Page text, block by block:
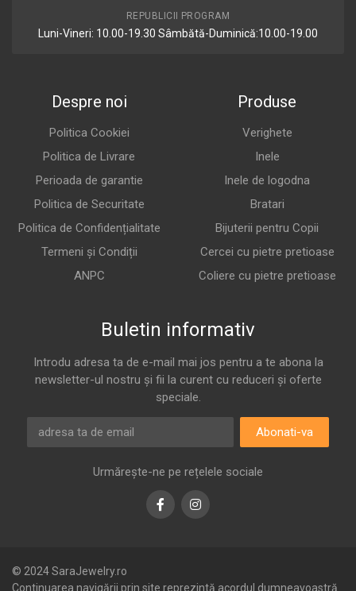
REPUBLICII PROGRAM
Luni-Vineri: 10.00-19.30 Sâmbătă-Duminică:10.00-19.00
Despre noi
Politica Cookiei
Politica de Livrare
Perioada de garantie
Politica de Securitate
Politica de Confidențialitate
Termeni și Condiții
ANPC
Produse
Verighete
Inele
Inele de logodna
Bratari
Bijuterii pentru Copii
Cercei cu pietre pretioase
Coliere cu pietre pretioase
Buletin informativ
Introdu adresa ta de e-mail mai jos pentru a te abona la
newsletter-ul nostru și fii la curent cu reduceri și oferte
speciale.
Abonati-va
Urmărește-ne pe rețelele sociale
FacebookInstagram
© 2024 SaraJewelry.ro
Continuarea navigării prin site reprezintă acordul dumneavoastră